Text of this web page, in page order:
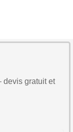
devis gratuit et